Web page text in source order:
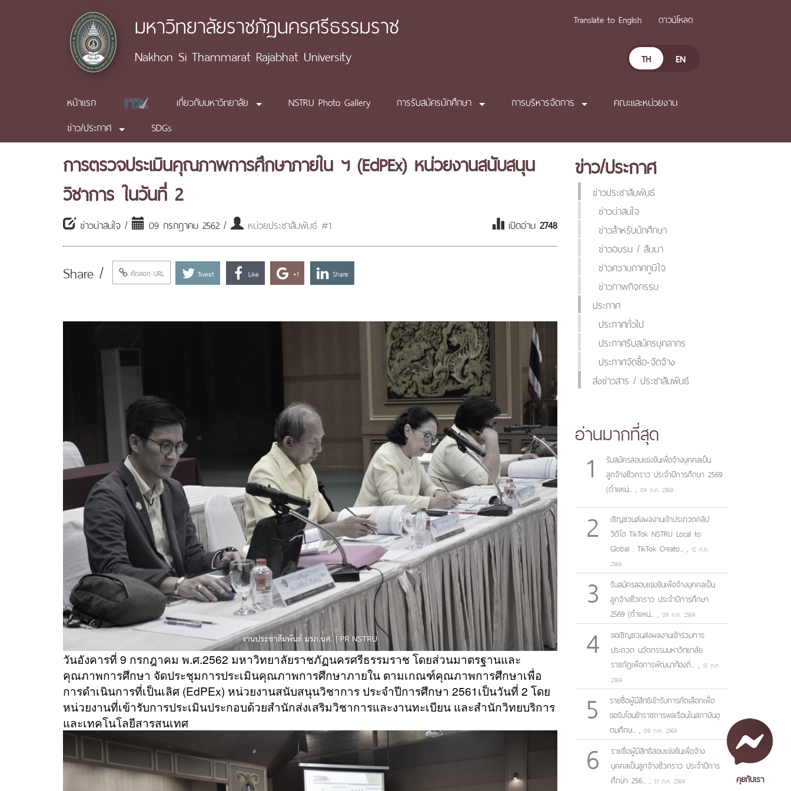
มหาวิทยาลัยราชภัฏนครศรีธรรมราช
Nakhon Si Thammarat Rajabhat University
Translate to English ดาวน์โหลด
TH EN
หน้าแรก เกี่ยวกับมหาวิทยาลัย NSTRU Photo Gallery การรับสมัครนักศึกษา การบริหารจัดการ
คณะและหน่วยงาน
ข่าว/ประกาศ
SDGs
การตรวจประเมินคุณภาพการศึกษาภายใน ฯ (EdPEx) หน่วยงานสนับสนุน
วิชาการ ในวันที่ 2
ข่าวน่าสนใจ / 09 กรกฎาคม 2562 / หน่วยประชาสัมพันธ์ #1 เปิดอ่าน 2748
Share / คัดลอก URL Tweet Like +1 Share
วันอังคารที่ 9 กรกฎาคม พ.ศ.2562 มหาวิทยาลัยราชภัฏนครศรีธรรมราช โดยส่วนมาตรฐานและ
คุณภาพการศึกษา จัดประชุมการประเมินคุณภาพการศึกษาภายใน ตามเกณฑ์คุณภาพการศึกษาเพื่อ
การดำเนินการที่เป็นเลิศ (EdPEx) หน่วยงานสนับสนุนวิชาการ ประจำปีการศึกษา 2561เป็นวันที่ 2 โดย
หน่วยงานที่เข้ารับการประเมินประกอบด้วยสำนักส่งเสริมวิชาการและงานทะเบียน และสำนักวิทยบริการ
และเทคโนโลยีสารสนเทศ
ข่าว/ประกาศ
ข่าวประชาสัมพันธ์
ข่าวน่าสนใจ
ข่าวสำหรับนักศึกษา
ข่าวอบรม / สัมนา
ข่าวความภาคภูมิใจ
ข่าวภาพกิจกรรม
ประกาศ
ประกาศทั่วไป
ประกาศรับสมัครบุคลากร
ประกาศจัดซื้อ-จัดจ้าง
ส่งข่าวสาร / ประชาสัมพันธ์
อ่านมากที่สุด
1
รับสมัครสอบแข่งขันเพื่อจ้างบุคคลเป็น
ลูกจ้างชั่วคราว ประจำปีการศึกษา 2569
(ตำแหน่... , 09 ก.ค. 2569
2
เชิญชวนส่งผลงานเข้าประกวดคลิป
วิดีโอ TikTok NSTRU Local to
Global : TikTok Creato... , 12 ก.ค.
2569
3
รับสมัครสอบแข่งขันเพื่อจ้างบุคคลเป็น
ลูกจ้างชั่วคราว ประจำปีการศึกษา
2569 (ตำแหน่... , 09 ก.ค. 2569
4
ขอเชิญชวนส่งผลงานเข้าร่วมการ
ประกวด นวัตกรรมมหาวิทยาลัย
ราชภัฏเพื่อการพัฒนาท้องถิ่... , 13 ก.ค.
2569
5
รายชื่อผู้มีสิทธิเข้ารับการคัดเลือกเพื่อ
ขอรับโอนข้าราชการพลเรือนในสถาบันอุ
ดมศึกษ... , 09 ก.ค. 2569
6
รายชื่อผู้มีสิทธิสอบแข่งขันเพื่อจ้าง
บุคคลเป็นลูกจ้างชั่วคราว ประจำปีการ
ศึกษา 256... , 31 ก.ค. 2569 คุยกับเรา